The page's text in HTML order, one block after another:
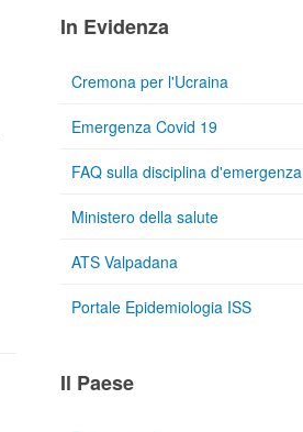
In Evidenza
Cremona per l'Ucraina
Emergenza Covid 19
FAQ sulla disciplina d'emergenza
Ministero della salute
ATS Valpadana
Portale Epidemiologia ISS
Il Paese